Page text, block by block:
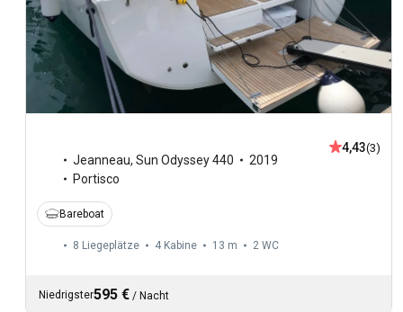
Jeanneau, Sun Odyssey 440
2019
Portisco
4,43(3)
Bareboat
8 Liegeplätze 4 Kabine 13 m 2 WC
Niedrigster595 € / Nacht